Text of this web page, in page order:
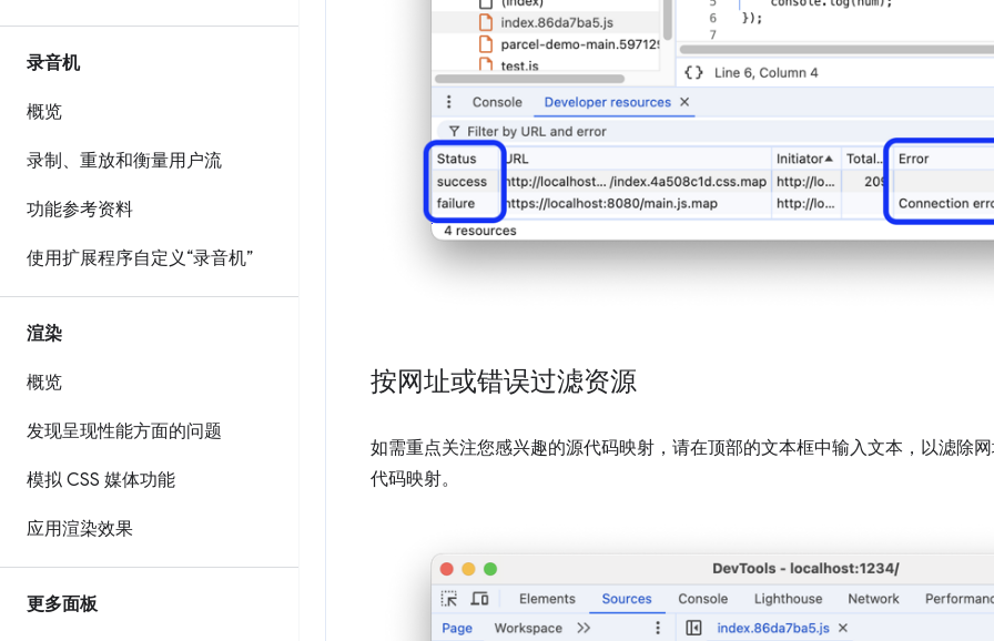
录音机
概览
录制、重放和衡量用户流
功能参考资料
使用扩展程序自定义“录音机”
渲染
概览
发现呈现性能方面的问题
模拟 CSS 媒体功能
应用渲染效果
更多面板
按网址或错误过滤资源
如需重点关注您感兴趣的源代码映射，请在顶部的文本框中输入文本，以滤除
代码映射。